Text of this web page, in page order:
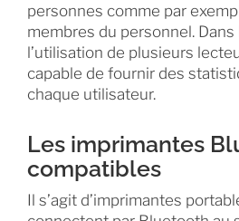
personnes comme par
membres du personnel. Dans
l’utilisation de plusieurs
capable de fournir des
chaque utilisateur.
Les imprimantes
compatibles
Il s’agit d’imprimantes